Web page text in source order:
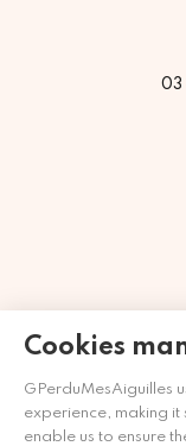
Cookies
GPerduMesAiguilles
experience, making
enable us to ensure
03
Merchant
here to display